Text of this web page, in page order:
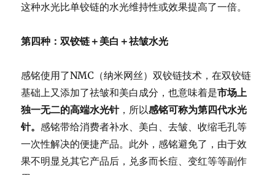
这种水光比单铰链的水光维持性或效果提高了一倍。
第四种：双铰链＋美白＋祛皱水光
感铭使用了NMC（纳米网丝）双铰链技术，在双铰链
基础上又添加了祛皱和美白成分，也意味着是市场上
独一无二的高端水光针，所以感铭可称为第四代水光
针。感铭带给消费者补水、美白、去皱、收缩毛孔等
一次性解决的便捷产品。此外，感铭避免了，由于效
果不明显兑其它产品后，兑多而长痘、变红等等副作